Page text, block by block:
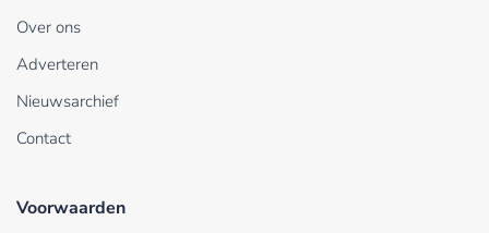
Over ons
Adverteren
Nieuwsarchief
Contact
Voorwaarden